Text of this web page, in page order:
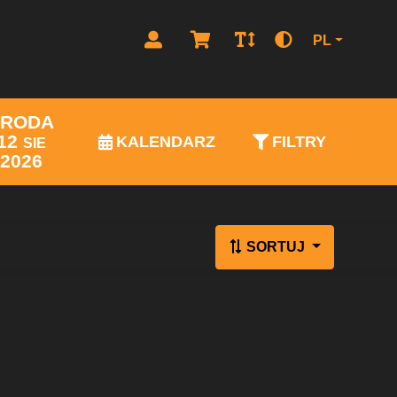
PL
SIE
2026
KALENDARZ FILTRY
SORTUJ